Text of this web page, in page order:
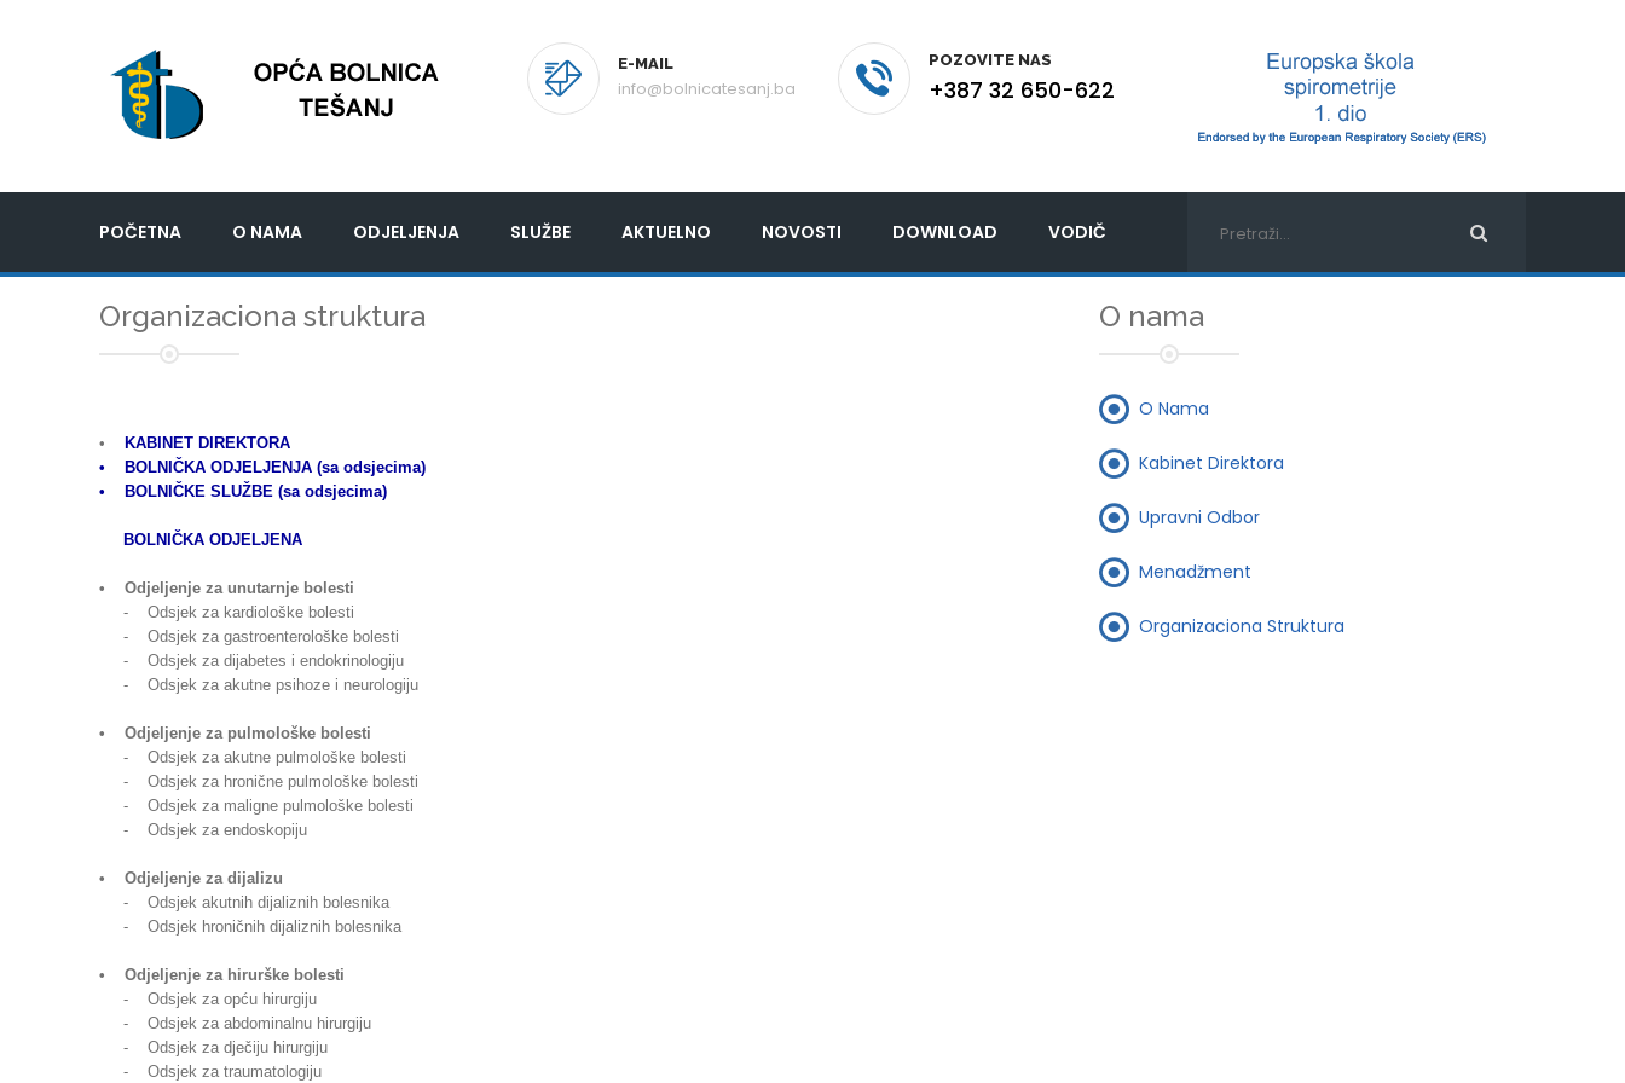
E-MAIL
info@bolnicatesanj.ba
POZOVITE NAS
+387 32 650-622
POČETNA O NAMA ODJELJENJA SLUŽBE AKTUELNO NOVOSTI DOWNLOAD VODIČ
Organizaciona struktura
•
KABINET DIREKTORA
• BOLNIČKA ODJELJENJA (sa odsjecima)
• BOLNIČKE SLUŽBE (sa odsjecima)
BOLNIČKA ODJELJENA
• Odjeljenje za unutarnje bolesti
- Odsjek za kardiološke bolesti
- Odsjek za gastroenterološke bolesti
- Odsjek za dijabetes i endokrinologiju
- Odsjek za akutne psihoze i neurologiju
• Odjeljenje za pulmološke bolesti
- Odsjek za akutne pulmološke bolesti
- Odsjek za hronične pulmološke bolesti
- Odsjek za maligne pulmološke bolesti
- Odsjek za endoskopiju
• Odjeljenje za dijalizu
- Odsjek akutnih dijaliznih bolesnika
- Odsjek hroničnih dijaliznih bolesnika
• Odjeljenje za hirurške bolesti
- Odsjek za opću hirurgiju
- Odsjek za abdominalnu hirurgiju
- Odsjek za dječiju hirurgiju
- Odsjek za traumatologiju
O nama
O Nama
Kabinet Direktora
Upravni Odbor
Menadžment
Organizaciona Struktura